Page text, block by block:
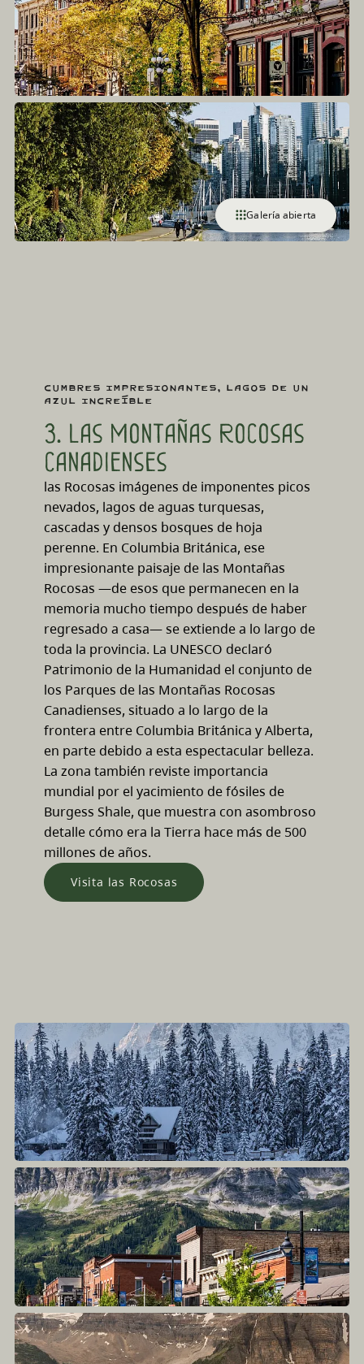
Galería abierta
Cumbres impresionantes, lagos de un
azul increíble
3. Las Montañas Rocosas
canadienses
las Rocosas imágenes de imponentes picos
nevados, lagos de aguas turquesas,
cascadas y densos bosques de hoja
perenne. En Columbia Británica, ese
impresionante paisaje de las Montañas
Rocosas —de esos que permanecen en la
memoria mucho tiempo después de haber
regresado a casa— se extiende a lo largo de
toda la provincia. La UNESCO declaró
Patrimonio de la Humanidad el conjunto de
los Parques de las Montañas Rocosas
Canadienses, situado a lo largo de la
frontera entre Columbia Británica y Alberta,
en parte debido a esta espectacular belleza.
La zona también reviste importancia
mundial por el yacimiento de fósiles de
Burgess Shale, que muestra con asombroso
detalle cómo era la Tierra hace más de 500
millones de años.
Visita las Rocosas